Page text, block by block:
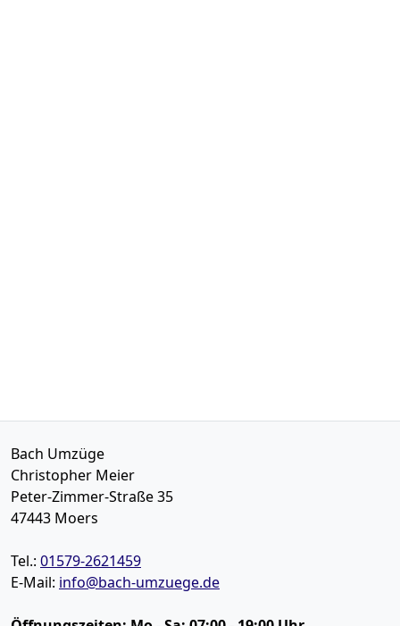
Bach Umzüge
Christopher Meier
Peter-Zimmer-Straße 35
47443 Moers
Tel.: 01579-2621459
E-Mail: info@bach-umzuege.de